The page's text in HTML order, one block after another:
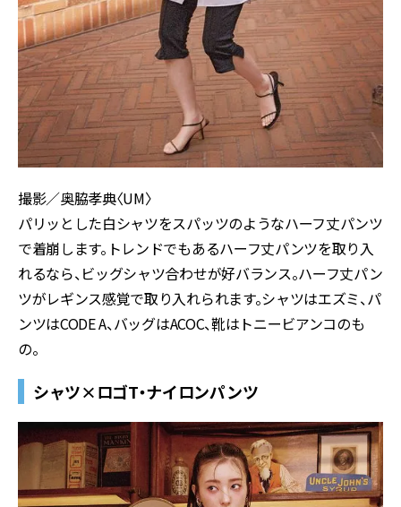
撮影／奥脇孝典〈UM〉
パリッとした白シャツをスパッツのようなハーフ丈パンツ
で着崩します。トレンドでもあるハーフ丈パンツを取り入
れるなら、ビッグシャツ合わせが好バランス。ハーフ丈パン
ツがレギンス感覚で取り入れられます。シャツはエズミ、パ
ンツはCODE A、バッグはACOC、靴はトニービアンコのも
の。
シャツ×ロゴT・ナイロンパンツ